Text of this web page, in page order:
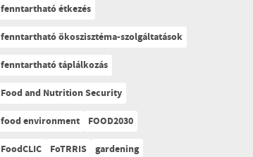
fenntartható étkezés
fenntartható ökoszisztéma-szolgáltatások
fenntartható táplálkozás
Food and Nutrition Security
food environment
FOOD2030
FoodCLIC
FoTRRIS
gardening